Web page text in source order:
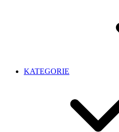
KATEGORIE